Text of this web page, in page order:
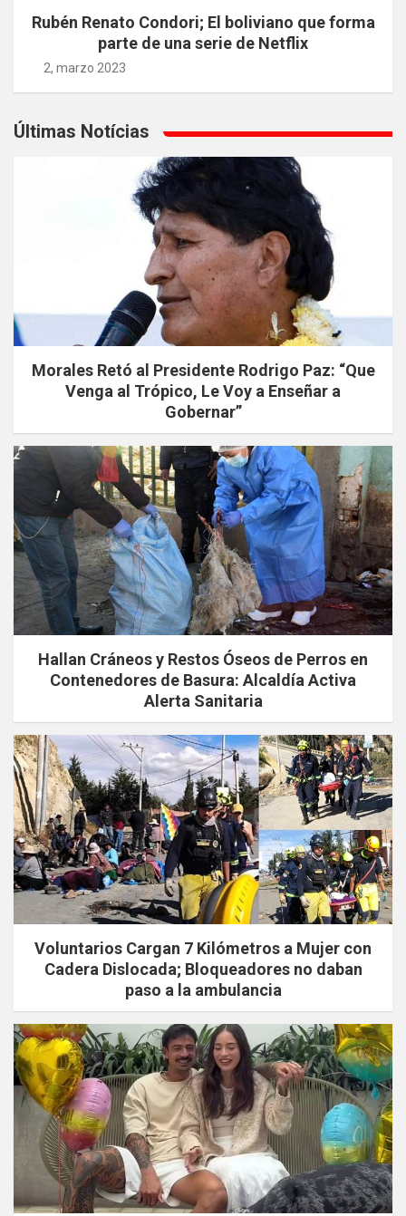
Rubén Renato Condori; El boliviano que forma
parte de una serie de Netflix
2, marzo 2023
Últimas Notícias
Morales Retó al Presidente Rodrigo Paz: “Que
Venga al Trópico, Le Voy a Enseñar a
Gobernar”
Hallan Cráneos y Restos Óseos de Perros en
Contenedores de Basura: Alcaldía Activa
Alerta Sanitaria
Voluntarios Cargan 7 Kilómetros a Mujer con
Cadera Dislocada; Bloqueadores no daban
paso a la ambulancia